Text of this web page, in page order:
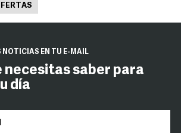
NOTICIAS EN TU E-MAIL
necesitas saber para
día